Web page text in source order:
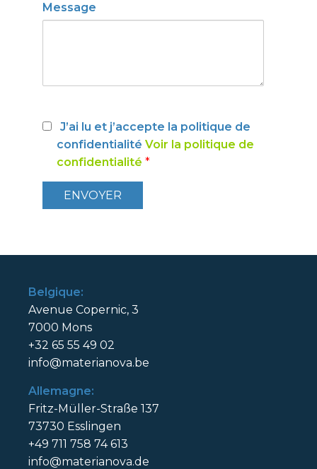
Belgique:
Avenue Copernic, 3
7000 Mons
+32 65 55 49 02
info@materianova.be
Allemagne:
Fritz-Müller-Straße 137
73730 Esslingen
+49 711 758 74 613
info@materianova.de
Message
J’ai lu et j’accepte la politique de
confidentialité Voir la politique de
confidentialité *